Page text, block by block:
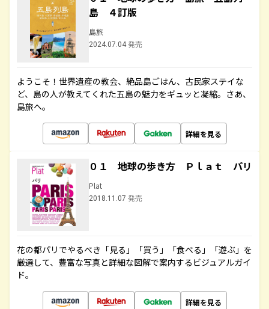
島 ４訂版
島旅
2024.07.04 発売
ようこそ！世界遺産の教会、絶品島ごはん、古民家ステイな
ど、島の人が教えてくれた五島の魅力をギュッと凝縮。さあ、
島旅へ。
詳細を見る
０１ 地球の歩き方 Ｐｌａｔ パリ
Plat
2018.11.07 発売
花の都パリでやるべき「見る」「買う」「食べる」「遊ぶ」を
厳選して、豊富な写真と詳細な図解で案内するビジュアルガイ
ド。
詳細を見る